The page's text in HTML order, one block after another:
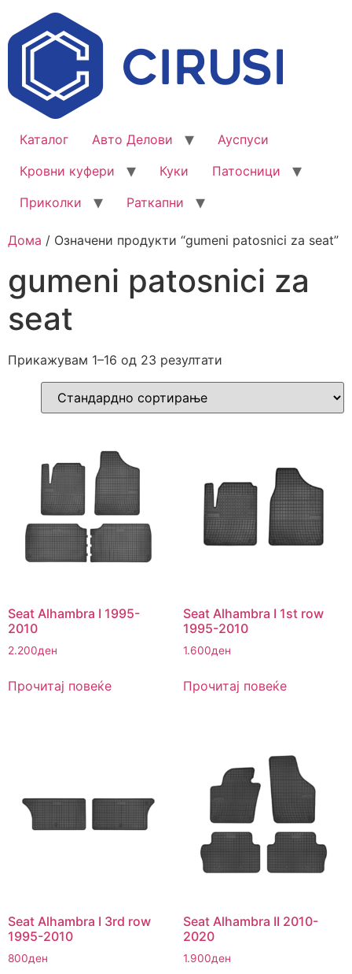
Каталог Авто Делови
Ауспуси
Кровни куфери
Куки
Патосници
Приколки
Раткапни
Дома / Означени продукти “gumeni patosnici za seat”
gumeni patosnici za
seat
Прикажувам 1–16 од 23 резултати
Seat Alhambra I 1995-
2010
2.200ден
Прочитај повеќе
Seat Alhambra I 1st row
1995-2010
1.600ден
Прочитај повеќе
Seat Alhambra I 3rd row
1995-2010
800ден
Seat Alhambra II 2010-
2020
1.900ден